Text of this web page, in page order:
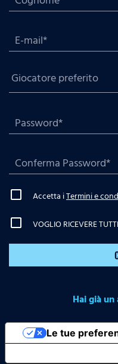
Accetta iTermini e
VOGLIO RICEVERE
Hai già
Le tue